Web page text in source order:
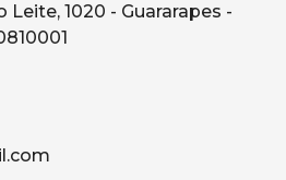
1020 - Guararapes -